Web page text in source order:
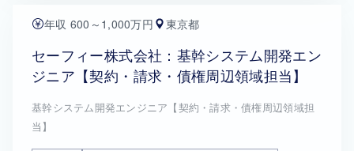
年収 600～1,000万円 東京都
セーフィー株式会社：基幹システム開発エン
ジニア【契約・請求・債権周辺領域担当】
基幹システム開発エンジニア【契約・請求・債権周辺領域担
当】